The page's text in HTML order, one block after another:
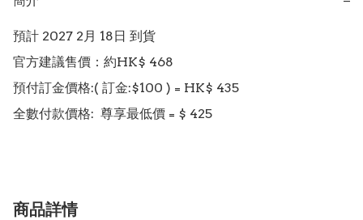
預計 2027 2月 18日 到貨
官方建議售價：約HK$ 468
預付訂金價格:( 訂金:$100 ) = HK$ 435
商品詳情